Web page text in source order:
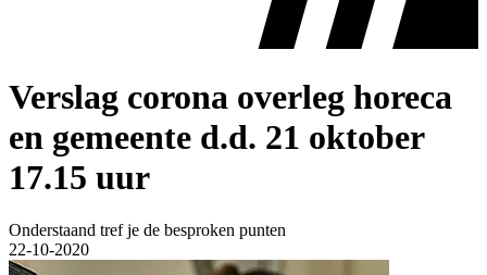
Verslag corona overleg horeca
en gemeente d.d. 21 oktober
17.15 uur
Onderstaand tref je de besproken punten
22-10-2020